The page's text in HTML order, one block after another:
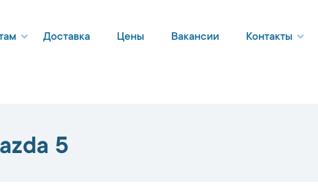
Доставка Цены Вакансии Контакты
5